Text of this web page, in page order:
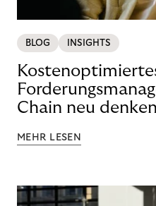
BLOG INSIGHTS
Chain neu denken
MEHR LESEN